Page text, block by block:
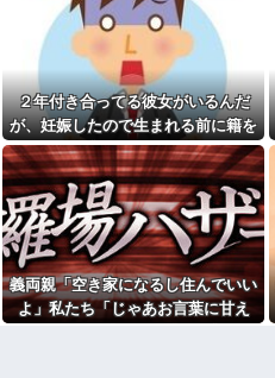
夫は私との会話を何度も忘
れ、楽しみにしていた約束まで
覚えていなかった。その積み重
ねが限界を迎えて…
親戚の息子が30過ぎてようや
く結婚したのに3～4年で離婚。
相手の女性の言い分がモラハラ
だったらしい
【肥満】 103キロで彼氏にフ
ラれた女の末路が悲惨すぎるｗ
ｗｗｗ
ワイ手取り15万正社員→副業
でウーバーやってるんやが金が
ない
祭りって謎だよな、誰が神輿
担いでるの？屋台出店してる奴
らは誰の許可を得て商売してる
の？
２年付き合ってる彼女がいるんだ
が、妊娠したので生まれる前に籍を
入れたいと言われた。俺は種がほぼ
無いはずなのに...
義両親「空き家になるし住んでいい
よ」私たち「じゃあお言葉に甘え